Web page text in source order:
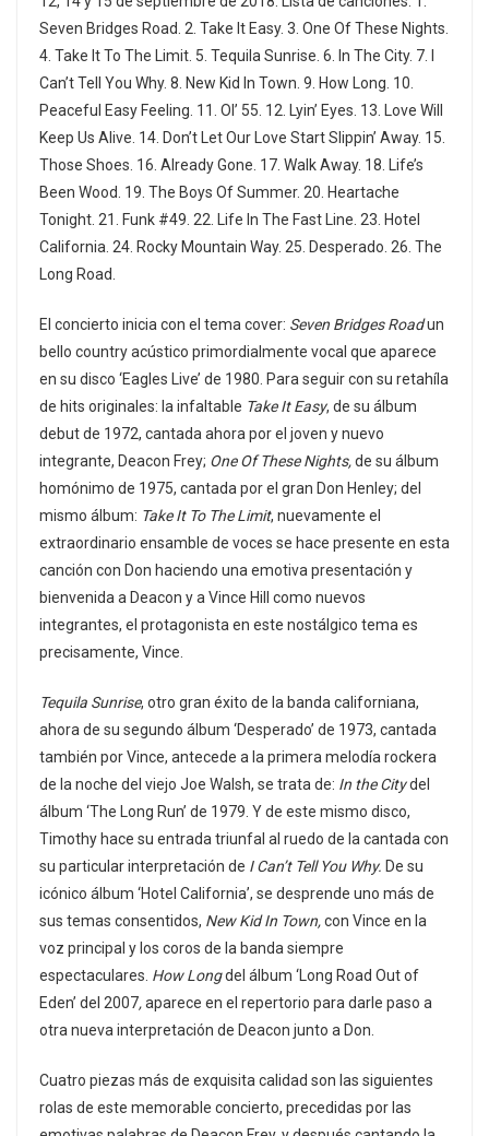
Seven Bridges Road. 2. Take It Easy. 3. One Of These Nights.
4. Take It To The Limit. 5. Tequila Sunrise. 6. In The City. 7. I
Can’t Tell You Why. 8. New Kid In Town. 9. How Long. 10.
Peaceful Easy Feeling. 11. Ol’ 55. 12. Lyin’ Eyes. 13. Love Will
Keep Us Alive. 14. Don’t Let Our Love Start Slippin’ Away. 15.
Those Shoes. 16. Already Gone. 17. Walk Away. 18. Life’s
Been Wood. 19. The Boys Of Summer. 20. Heartache
Tonight. 21. Funk #49. 22. Life In The Fast Line. 23. Hotel
California. 24. Rocky Mountain Way. 25. Desperado. 26. The
Long Road.
El concierto inicia con el tema cover: Seven Bridges Roadun
bello country acústico primordialmente vocal que aparece
en su disco ‘Eagles Live’ de 1980. Para seguir con su retahíla
de hits originales: la infaltable Take It Easy, de su álbum
debut de 1972, cantada ahora por el joven y nuevo
integrante, Deacon Frey; One Of These Nights,de su álbum
homónimo de 1975, cantada por el gran Don Henley; del
mismo álbum: Take It To The Limit, nuevamente el
extraordinario ensamble de voces se hace presente en esta
canción con Don haciendo una emotiva presentación y
bienvenida a Deacon y a Vince Hill como nuevos
integrantes, el protagonista en este nostálgico tema es
precisamente, Vince.
Tequila Sunrise, otro gran éxito de la banda californiana,
ahora de su segundo álbum ‘Desperado’ de 1973, cantada
también por Vince, antecede a la primera melodía rockera
de la noche del viejo Joe Walsh, se trata de: In the Citydel
álbum ‘The Long Run’ de 1979. Y de este mismo disco,
Timothy hace su entrada triunfal al ruedo de la cantada con
su particular interpretación de I Can’t Tell You Why. De su
icónico álbum ‘Hotel California’, se desprende uno más de
sus temas consentidos, New Kid In Town,con Vince en la
voz principal y los coros de la banda siempre
espectaculares. How Longdel álbum ‘Long Road Out of
Eden’ del 2007,aparece en el repertorio para darle paso a
otra nueva interpretación de Deacon junto a Don.
Cuatro piezas más de exquisita calidad son las siguientes
rolas de este memorable concierto, precedidas por las